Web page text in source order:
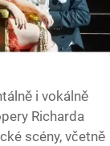
i vokálně
Richarda
scény, včetně